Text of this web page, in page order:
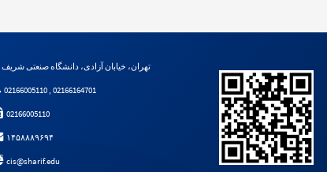
تهران، خیابان آزادی، دانشگاه صنعتی شریف
02166005110 , 02166164701
02166005110
۱۴۵۸۸۸۹۶۹۴
cis@sharif.edu